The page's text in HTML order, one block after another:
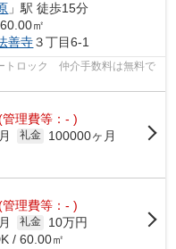
」駅 徒歩15分
㎡
善寺３丁目6-1
トロック 仲介手数料は無料で
管理費等：- )
礼金
100000ヶ月
管理費等：- )
礼金
10万円
/ 60.00㎡